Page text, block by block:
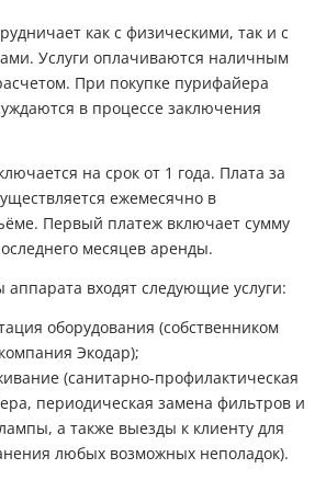
как с физическими, так и с
Услуги оплачиваются наличным
При покупке пурифайера
в процессе заключения
на срок от 1 года. Плата за
ежемесячно в
Первый платеж включает сумму
месяцев аренды.
аппарата входят следующие услуги:
оборудования (собственником
Экодар);
(санитарно-профилактическая
периодическая замена фильтров и
а также выезды к клиенту для
любых возможных неполадок).